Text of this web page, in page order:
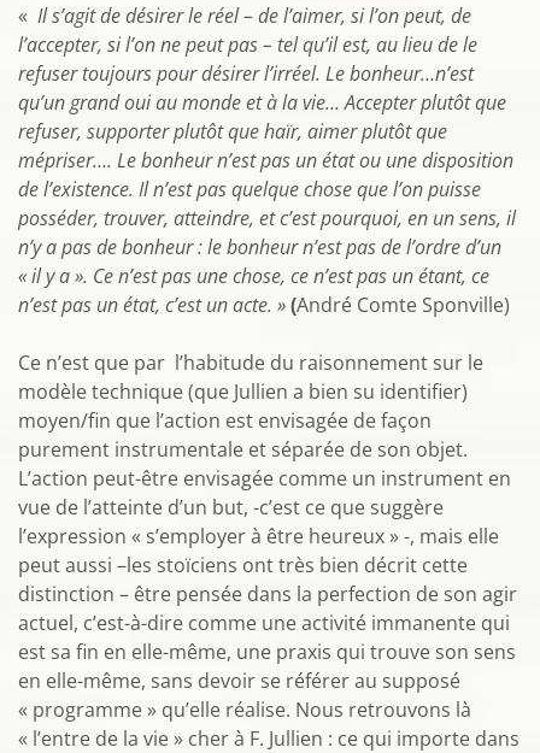
« Il s’agit de désirer le réel – de l’aimer, si l’on peut, de
l’accepter, si l’on ne peut pas – tel qu’il est, au lieu de le
refuser toujours pour désirer l’irréel. Le bonheur…n’est
qu’un grand oui au monde et à la vie… Accepter plutôt que
refuser, supporter plutôt que haïr, aimer plutôt que
mépriser…. Le bonheur n’est pas un état ou une disposition
de l’existence. Il n’est pas quelque chose que l’on puisse
posséder, trouver, atteindre, et c’est pourquoi, en un sens, il
n’y a pas de bonheur : le bonheur n’est pas de l’ordre d’un
« il y a ». Ce n’est pas une chose, ce n’est pas un étant, ce
n’est pas un état, c’est un acte. »(André Comte Sponville)
Ce n’est que par l’habitude du raisonnement sur le
modèle technique (que Jullien a bien su identifier)
moyen/fin que l’action est envisagée de façon
purement instrumentale et séparée de son objet.
L’action peut-être envisagée comme un instrument en
vue de l’atteinte d’un but, -c’est ce que suggère
l’expression « s’employer à être heureux » -, mais elle
peut aussi –les stoïciens ont très bien décrit cette
distinction – être pensée dans la perfection de son agir
actuel, c’est-à-dire comme une activité immanente qui
est sa fin en elle-même, une praxis qui trouve son sens
en elle-même, sans devoir se référer au supposé
« programme » qu’elle réalise. Nous retrouvons là
« l’entre de la vie » cher à F. Jullien : ce qui importe dans